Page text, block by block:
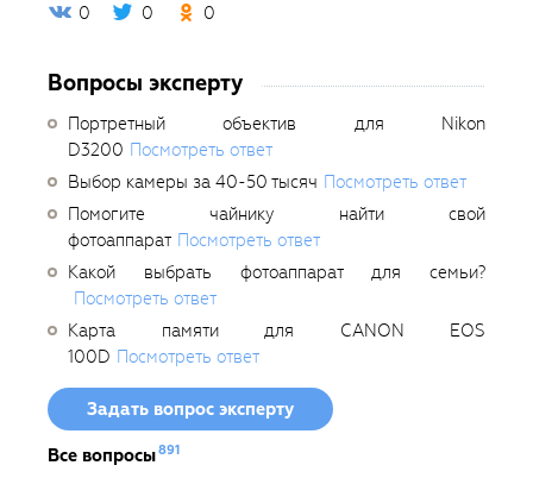
0 0 0
Вопросы эксперту
Портретный объектив для Nikon
D3200 Посмотреть ответ
Выбор камеры за 40-50 тысяч Посмотреть ответ
Помогите чайнику найти свой
фотоаппарат Посмотреть ответ
Какой выбрать фотоаппарат для семьи?
Посмотреть ответ
Карта памяти для CANON EOS
100D Посмотреть ответ
Задать вопрос эксперту
Все вопросы891